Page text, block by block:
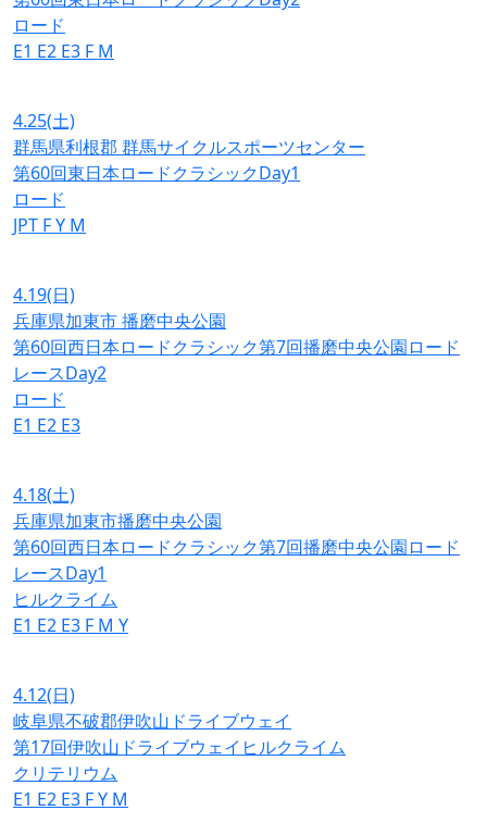
ロード
E1 E2 E3 F M
4.25(土)
群馬県利根郡 群馬サイクルスポーツセンター
第60回東日本ロードクラシックDay1
ロード
JPT FY M
4.19(日)
兵庫県加東市 播磨中央公園
第60回西日本ロードクラシック第7回播磨中央公園ロード
レースDay2
ロード
E1 E2 E3
4.18(土)
兵庫県加東市播磨中央公園
第60回西日本ロードクラシック第7回播磨中央公園ロード
レースDay1
ヒルクライム
E1 E2 E3 F M Y
4.12(日)
岐阜県不破郡伊吹山ドライブウェイ
第17回伊吹山ドライブウェイヒルクライム
クリテリウム
E1 E2 E3 FY M